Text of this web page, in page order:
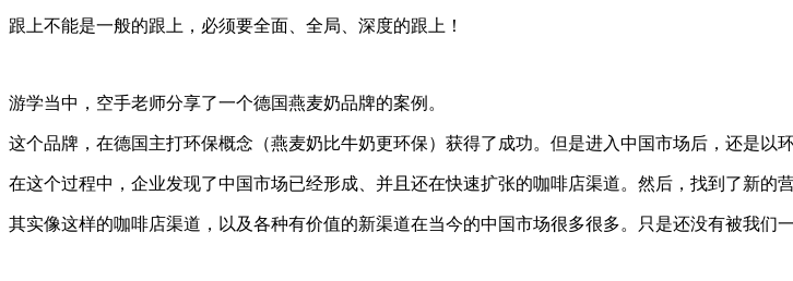
跟上不能是一般的跟上，必须要全面、全局、深度的跟上！
游学当中，空手老师分享了一个德国燕麦奶品牌的案例。
这个品牌，在德国主打环保概念（燕麦奶比牛奶更环保）获得了成功。但是进入中国市场后，还是以
在这个过程中，企业发现了中国市场已经形成、并且还在快速扩张的咖啡店渠道。然后，找到了新的
其实像这样的咖啡店渠道，以及各种有价值的新渠道在当今的中国市场很多很多。只是还没有被我们